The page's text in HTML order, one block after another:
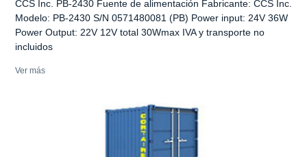
CCS Inc. PB-2430 Fuente de alimentación Fabricante: CCS Inc.
Modelo: PB-2430 S/N 0571480081 (PB) Power input: 24V 36W
Power Output: 22V 12V total 30Wmax IVA y transporte no
incluidos
Ver más